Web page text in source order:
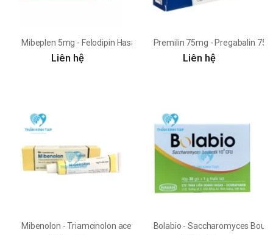
Mibeplen 5mg - Felodipin Hasan - Dermapharm
Liên hệ
Premilin 75mg - Pregabalin
Liên hệ
Mibenolon - Triamcinolon acetonid 0.1% Hasan - Dermapharm
Bolabio - Saccharomyces